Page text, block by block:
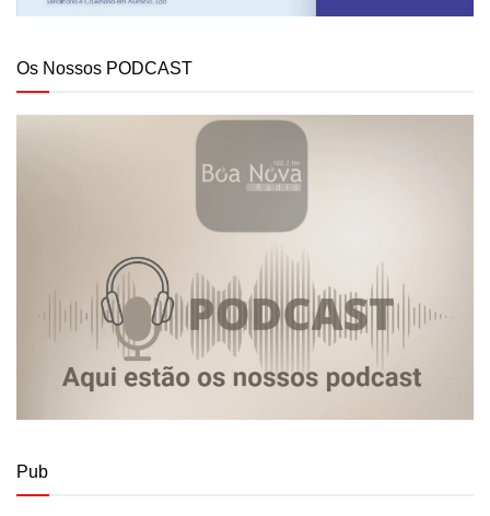
Os Nossos PODCAST
Pub